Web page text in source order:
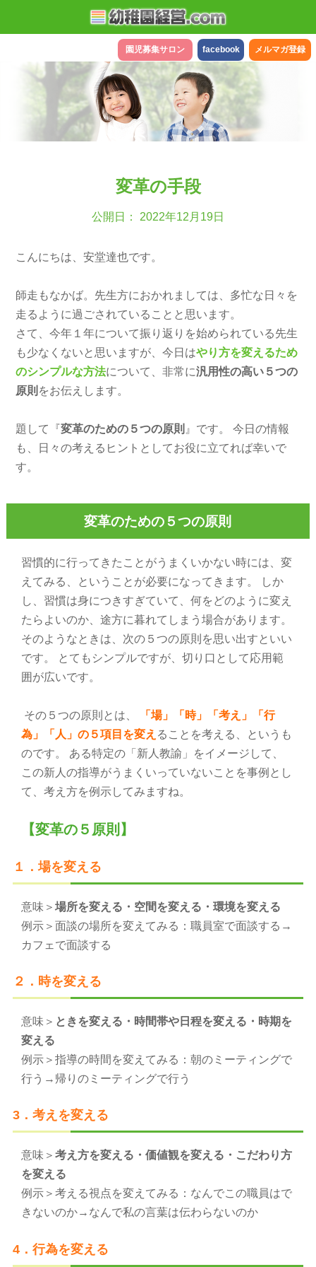
メルマガ登録
facebook
園児募集サロン
変革の手段
公開日： 2022年12月19日
こんにちは、安堂達也です。
師走もなかば。先生方におかれましては、多忙な日々を
走るように過ごされていることと思います。
さて、今年１年について振り返りを始められている先生
も少なくないと思いますが、今日はやり方を変えるため
のシンプルな方法について、非常に汎用性の高い５つの
原則 をお伝えします。
題して『変革のための５つの原則 』です。 今日の情報
も、日々の考えるヒントとしてお役に立てれば幸いで
す。
変革のための５つの原則
習慣的に行ってきたことがうまくいかない時には、変
えてみる、ということが必要になってきます。 しか
し、習慣は身につきすぎていて、何をどのように変え
たらよいのか、途方に暮れてしまう場合があります。
そのようなときは、次の５つの原則を思い出すといい
です。 とてもシンプルですが、切り口として応用範
囲が広いです。
その５つの原則とは、
「場」「時」「考え」「行
為」「人」の５項目を変え ることを考える、というも
のです。 ある特定の「新人教諭」をイメージして、
この新人の指導がうまくいっていないことを事例とし
て、考え方を例示してみますね。
【変革の５原則】
１．場を変える
意味＞場所を変える・空間を変える・環境を変える
例示＞面談の場所を変えてみる：職員室で面談する→
カフェで面談する
２．時を変える
意味＞ ときを変える・時間帯や日程を変える・時期を
変える
例示＞指導の時間を変えてみる：朝のミーティングで
行う→帰りのミーティングで行う
3．考えを変える
意味＞考え方を変える・価値観を変える・こだわり方
を変える
例示＞考える視点を変えてみる：なんでこの職員はで
きないのか→なんで私の言葉は伝わらないのか
4．行為を変える